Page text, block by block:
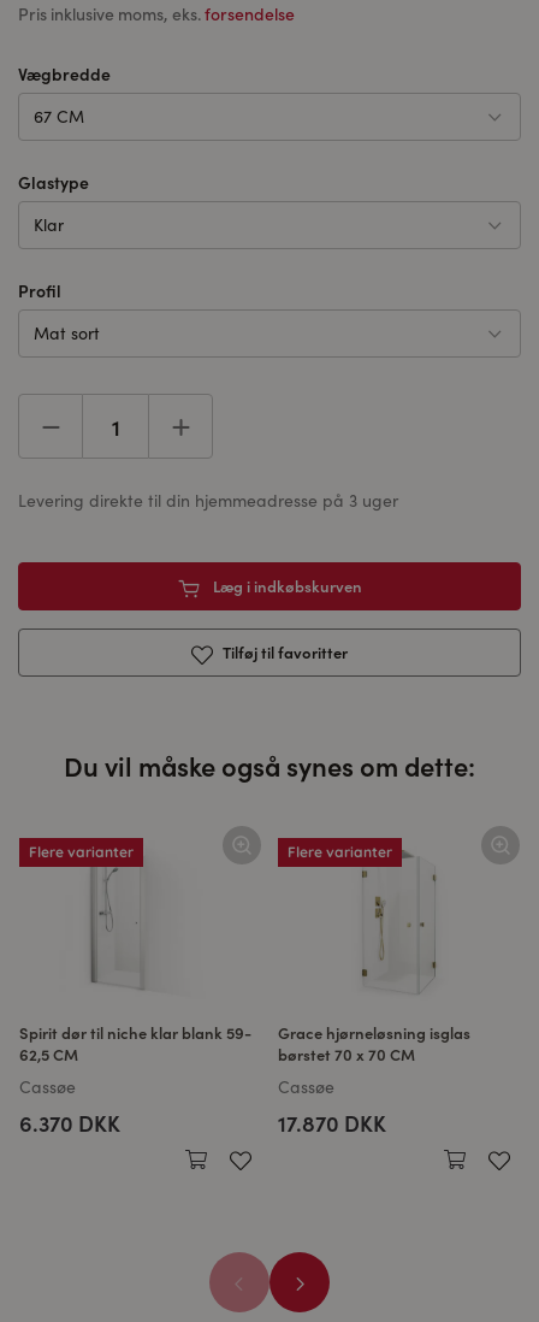
Pris inklusive moms, eks.forsendelse
Vægbredde
67 CM
Glastype
Klar
Profil
Mat sort
Levering direkte til din hjemmeadresse på 3 uger
Læg i indkøbskurven
Tilføj til favoritter
Du vil måske også synes om dette:
Flere varianter
Spirit dør til niche klar blank 59-
62,5 CM
Cassøe
6.370 DKK
Flere varianter
Grace hjørneløsning isglas
børstet 70 x 70 CM
Cassøe
17.870 DKK